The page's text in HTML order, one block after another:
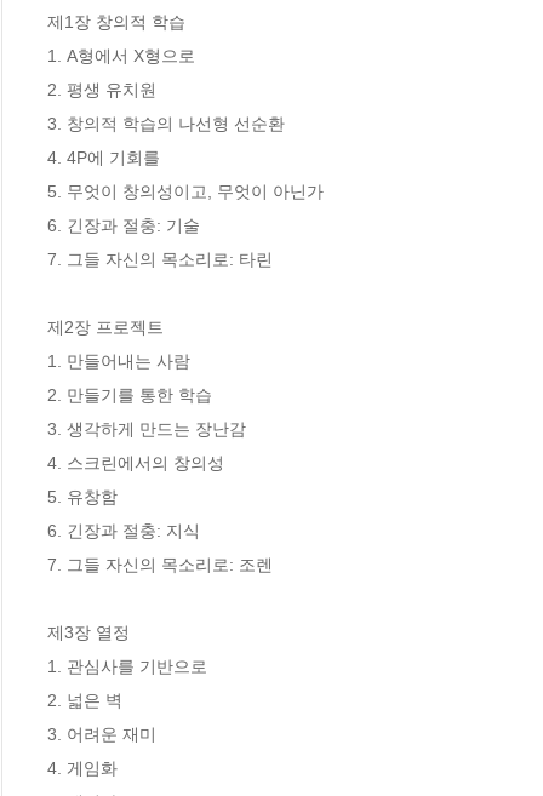
제1장 창의적 학습
1. A형에서 X형으로
2. 평생 유치원
3. 창의적 학습의 나선형 선순환
4. 4P에 기회를
5. 무엇이 창의성이고, 무엇이 아닌가
6. 긴장과 절충: 기술
7. 그들 자신의 목소리로: 타린
제2장 프로젝트
1. 만들어내는 사람
2. 만들기를 통한 학습
3. 생각하게 만드는 장난감
4. 스크린에서의 창의성
5. 유창함
6. 긴장과 절충: 지식
7. 그들 자신의 목소리로: 조렌
제3장 열정
1. 관심사를 기반으로
2. 넓은 벽
3. 어려운 재미
4. 게임화